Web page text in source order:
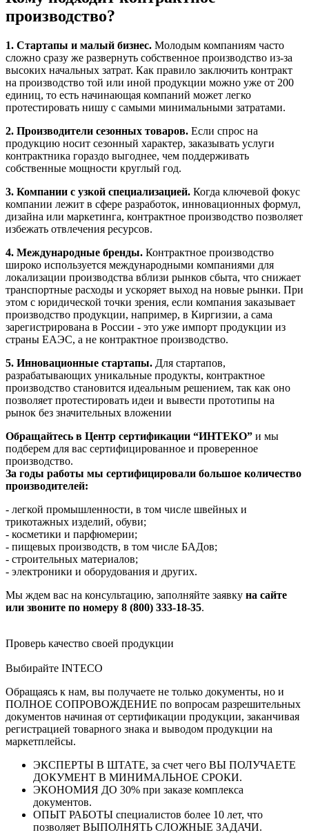
производство?
1. Стартапы и малый бизнес. Молодым компаниям часто
сложно сразу же развернуть собственное производство из-за
высоких начальных затрат. Как правило заключить контракт
на производство той или иной продукции можно уже от 200
единиц, то есть начинающая компаний может легко
протестировать нишу с самыми минимальными затратами.
2. Производители сезонных товаров. Если спрос на
продукцию носит сезонный характер, заказывать услуги
контрактника гораздо выгоднее, чем поддерживать
собственные мощности круглый год.
3. Компании с узкой специализацией. Когда ключевой фокус
компании лежит в сфере разработок, инновационных формул,
дизайна или маркетинга, контрактное производство позволяет
избежать отвлечения ресурсов.
4. Международные бренды. Контрактное производство
широко используется международными компаниями для
локализации производства вблизи рынков сбыта, что снижает
транспортные расходы и ускоряет выход на новые рынки. При
этом с юридической точки зрения, если компания заказывает
производство продукции, например, в Киргизии, а сама
зарегистрирована в России - это уже импорт продукции из
страны ЕАЭС, а не контрактное производство.
5. Инновационные стартапы. Для стартапов,
разрабатывающих уникальные продукты, контрактное
производство становится идеальным решением, так как оно
позволяет протестировать идеи и вывести прототипы на
рынок без значительных вложении
Обращайтесь в Центр сертификации “ИНТЕКО” и мы
подберем для вас сертифицированное и проверенное
производство.
За годы работы мы сертифицировали большое количество
производителей:
- легкой промышленности, в том числе швейных и
трикотажных изделий, обуви;
- косметики и парфюмерии;
- пищевых производств, в том числе БАДов;
- строительных материалов;
- электроники и оборудования и других.
Мы ждем вас на консультацию, заполняйте заявку на сайте
или звоните по номеру 8 (800) 333-18-35.
Проверь качество своей продукции
Выбирайте INTECO
Обращаясь к нам, вы получаете не только документы, но и
ПОЛНОЕ СОПРОВОЖДЕНИЕ по вопросам разрешительных
документов начиная от сертификации продукции, заканчивая
регистрацией товарного знака и выводом продукции на
маркетплейсы.
ЭКСПЕРТЫ В ШТАТЕ, за счет чего ВЫ ПОЛУЧАЕТЕ
ДОКУМЕНТ В МИНИМАЛЬНОЕ СРОКИ.
ЭКОНОМИЯ ДО 30% при заказе комплекса
документов.
ОПЫТ РАБОТЫ специалистов более 10 лет, что
позволяет ВЫПОЛНЯТЬ СЛОЖНЫЕ ЗАДАЧИ.